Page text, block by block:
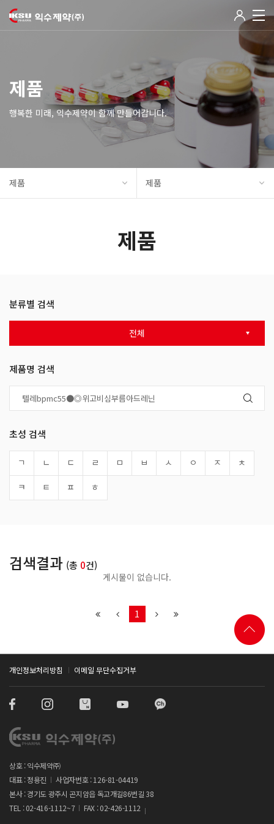
제품
행복한 미래, 익수제약이 함께 만들어갑니다.
제품 제품
제품
분류별 검색
전체
제품명 검색
초성 검색
ㄱ ㄴ ㄷ ㄹ ㅁ ㅂ ㅅ ㅇ ㅈ
ㅊ
ㅋ
ㅌ ㅍ ㅎ
검색결과 (총 0건)
게시물이 없습니다.
1
개인정보처리방침 이메일 무단수집거부
상호 : 익수제약㈜
대표 : 정용진
사업자번호 : 126-81-04419
본사 : 경기도 광주시 곤지암읍 독고개길86번길 38
TEL : 02-416-1112~7
FAX : 02-426-1112